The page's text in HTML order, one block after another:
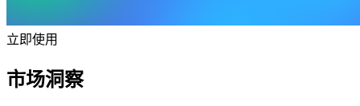
立即使用
市场洞察